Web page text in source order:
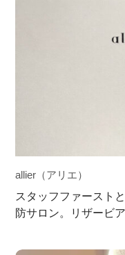
allier（アリエ）
スタッフファースト
防サロン。リザービ